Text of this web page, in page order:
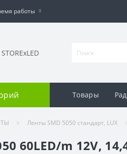
работы
Товары
Ленты SMD 5050 стандарт, LUX
60LED/m 12V,